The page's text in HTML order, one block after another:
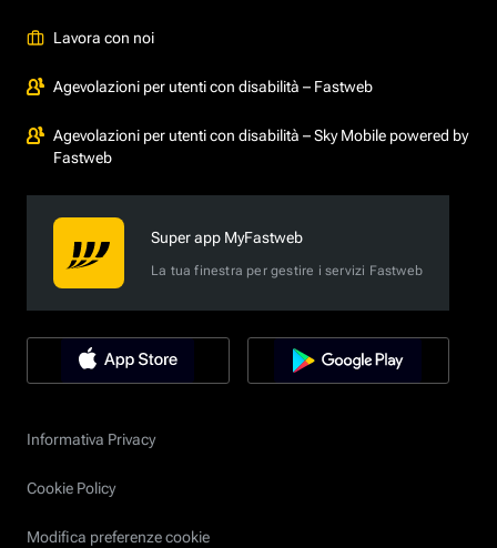
Lavora con noi
Agevolazioni per utenti con disabilità – Fastweb
Agevolazioni per utenti con disabilità – Sky Mobile powered by
Fastweb
Super app MyFastweb
La tua finestra per gestire i servizi Fastweb
Informativa Privacy
Cookie Policy
Modifica preferenze cookie